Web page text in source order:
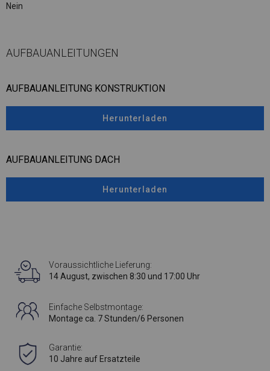
Nein
AUFBAUANLEITUNGEN
AUFBAUANLEITUNG KONSTRUKTION
Herunterladen
AUFBAUANLEITUNG DACH
Herunterladen
Voraussichtliche Lieferung:
14 August, zwischen 8:30 und 17:00 Uhr
Einfache Selbstmontage:
Montage ca. 7 Stunden/6 Personen
Garantie:
10 Jahre auf Ersatzteile